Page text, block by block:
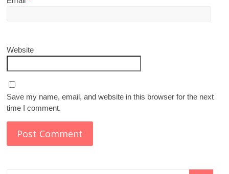
Website
Save my name, email, and website in this browser for the next
time I comment.